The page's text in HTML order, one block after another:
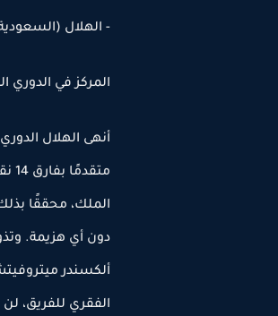
- الهلال
المركز في الدوري
ألكسندر
الفقري للفريق،